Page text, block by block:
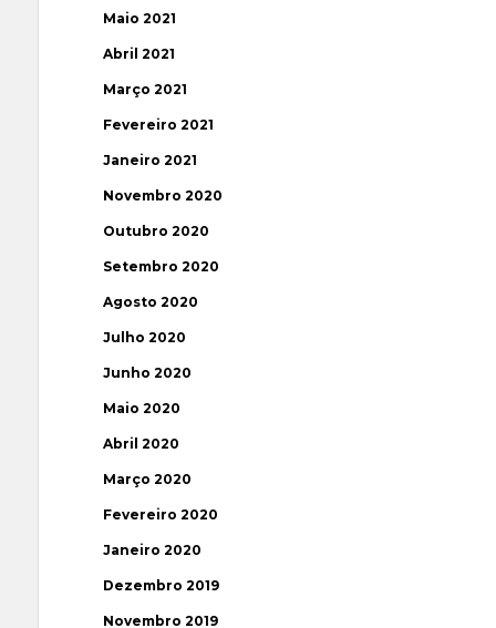
Maio 2021
Abril 2021
Março 2021
Fevereiro 2021
Janeiro 2021
Novembro 2020
Outubro 2020
Setembro 2020
Agosto 2020
Julho 2020
Junho 2020
Maio 2020
Abril 2020
Março 2020
Fevereiro 2020
Janeiro 2020
Dezembro 2019
Novembro 2019